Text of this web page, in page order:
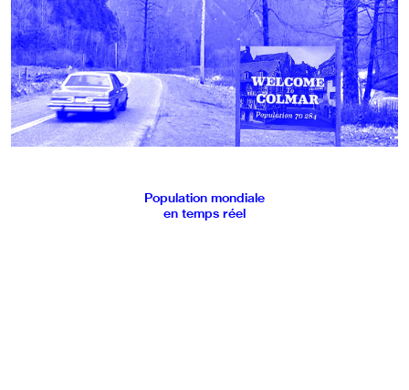
Population mondiale
en temps réel